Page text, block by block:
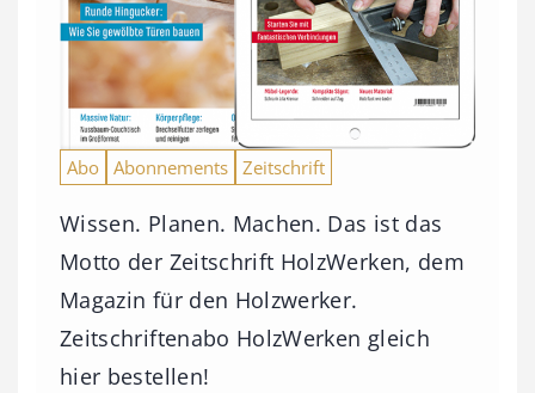
Abo Abonnements Zeitschrift
Wissen. Planen. Machen. Das ist das
Motto der Zeitschrift HolzWerken, dem
Magazin für den Holzwerker.
Zeitschriftenabo HolzWerken gleich
hier bestellen!